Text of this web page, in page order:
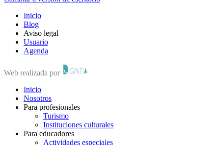
Inicio
Blog
Aviso legal
Usuario
Agenda
Web realizada por
Inicio
Nosotros
Para profesionales
Turismo
Instituciones culturales
Para educadores
Actividades especiales